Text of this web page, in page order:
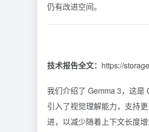
仍有改进空间。
技术报告全文： https://
我们介绍了 Gemma 3，这
引入了视觉理解能力，支持
进，以减少随着上下文长度